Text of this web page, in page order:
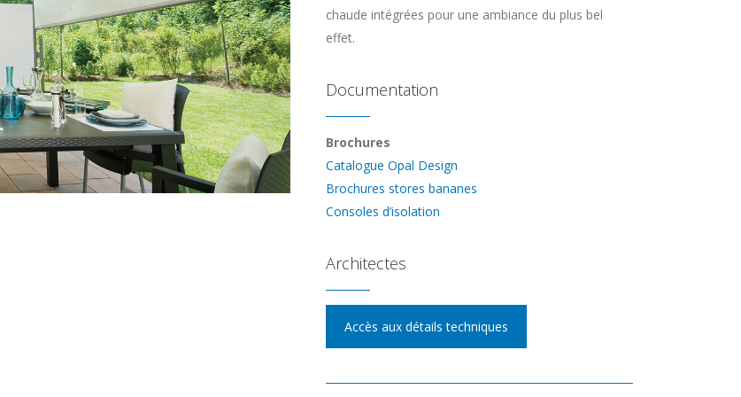
chaude intégrées pour une ambiance du plus bel
effet.
Documentation
Brochures
Catalogue Opal Design
Brochures stores bananes
Consoles d’isolation
Architectes
Accès aux détails techniques